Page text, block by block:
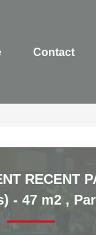
Contact
RECENT
- 47 m2 ,